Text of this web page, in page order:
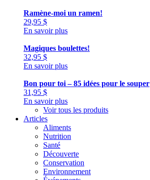
Ramène-moi un ramen!
29,95 $
En savoir plus
Magiques boulettes!
32,95 $
En savoir plus
Bon pour toi – 85 idées pour le souper
31,95 $
En savoir plus
Voir tous les produits
Articles
Aliments
Nutrition
Santé
Découverte
Conservation
Environnement